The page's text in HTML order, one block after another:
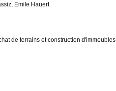
Emile Hauert
de terrains et construction d'immeubles